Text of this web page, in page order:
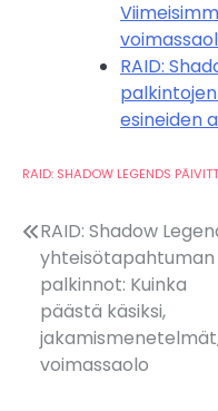
RAID:
esineiden
RAID: SHADOW LEGENDS
Post
navigation
RAID: Shadow
yhteisötapahtuman
palkinnot: Kuinka
päästä käsiksi,
voimassaolo